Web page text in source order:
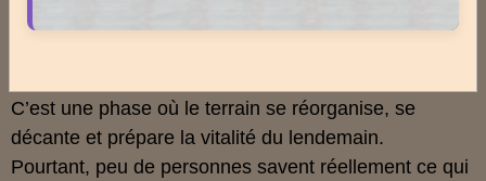
C’est une phase où le terrain se réorganise, se
décante et prépare la vitalité du lendemain.
Pourtant, peu de personnes savent réellement ce qui